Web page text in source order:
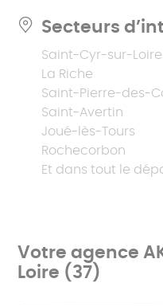
Secteurs
Saint-Cyr-sur-Loire
La Riche
Saint-Pierre-des-
Saint-Avertin
Joué-lès-Tours
Rochecorbon
Et dans tout le
Votre agence
Loire (37)